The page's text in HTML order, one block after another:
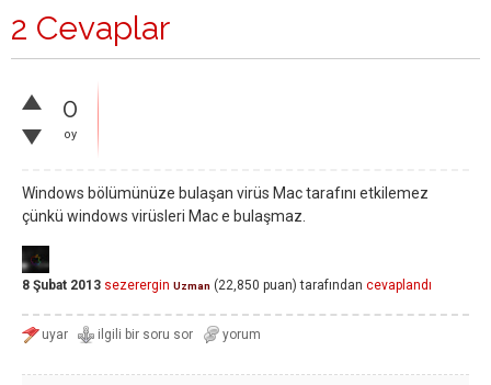
2 Cevaplar
0
oy
Windows bölümünüze bulaşan virüs Mac tarafını etkilemez
çünkü windows virüsleri Mac e bulaşmaz.
8 Şubat 2013 sezerergin Uzman (22,850 puan) tarafından cevaplandı